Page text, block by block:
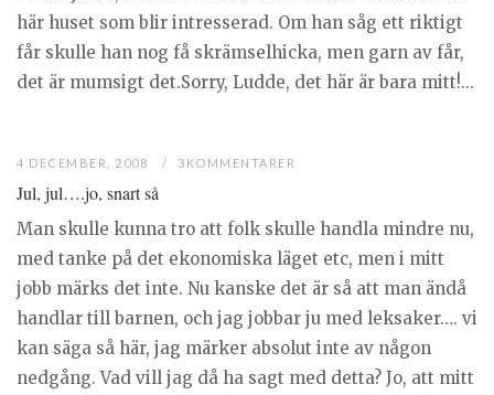
här huset som blir intresserad. Om han såg ett riktigt
får skulle han nog få skrämselhicka, men garn av får,
det är mumsigt det.Sorry, Ludde, det här är bara mitt!...
4 DECEMBER, 2008 3KOMMENTARER
Jul, jul….jo, snart så
Man skulle kunna tro att folk skulle handla mindre nu,
med tanke på det ekonomiska läget etc, men i mitt
jobb märks det inte. Nu kanske det är så att man ändå
handlar till barnen, och jag jobbar ju med leksaker…. vi
kan säga så här, jag märker absolut inte av någon
nedgång. Vad vill jag då ha sagt med detta? Jo, att mitt